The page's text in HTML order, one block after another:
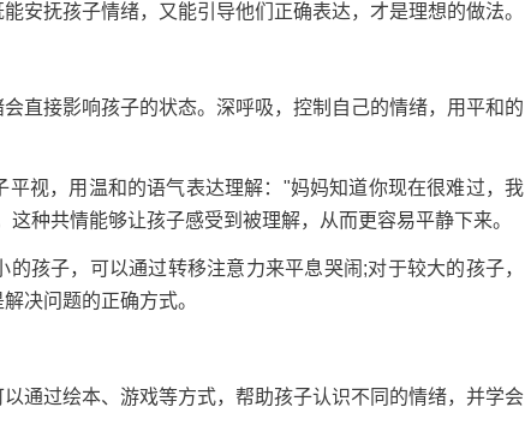
安抚孩子情绪，又能引导他们正确表达，才是理想的做法。
接影响孩子的状态。深呼吸，控制自己的情绪，用平和的
视，用温和的语气表达理解："妈妈知道你现在很难过，我
种共情能够让孩子感受到被理解，从而更容易平静下来。
子，可以通过转移注意力来平息哭闹;对于较大的孩子，
决问题的正确方式。
过绘本、游戏等方式，帮助孩子认识不同的情绪，并学会